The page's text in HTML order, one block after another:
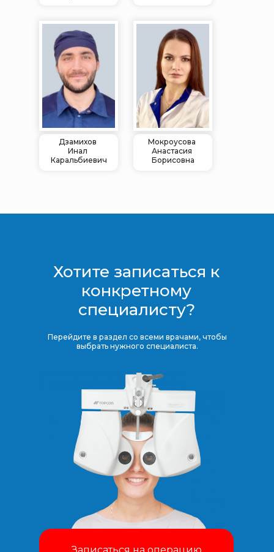
Дзамихов
Инал
Каральбиевич
Мокроусова
Анастасия
Борисовна
Хотите записаться к
конкретному
специалисту?
Перейдите в раздел со всеми врачами, чтобы
выбрать нужного специалиста.